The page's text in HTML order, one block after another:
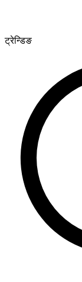
ट्रेन्डिङ